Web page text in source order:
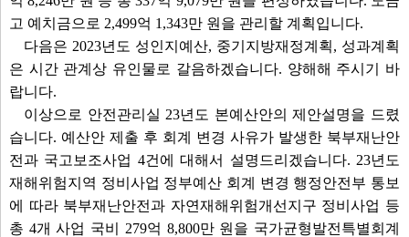
고 예치금으로 2,499억 1,343만 원을 관리할 계획입니다.
다음은 2023년도 성인지예산, 중기지방재정계획, 성과계획
은 시간 관계상 유인물로 갈음하겠습니다. 양해해 주시기 바
랍니다.
이상으로 안전관리실 23년도 본예산안의 제안설명을 드렸
습니다. 예산안 제출 후 회계 변경 사유가 발생한 북부재난안
전과 국고보조사업 4건에 대해서 설명드리겠습니다. 23년도
재해위험지역 정비사업 정부예산 회계 변경 행정안전부 통보
에 따라 북부재난안전과 자연재해위험개선지구 정비사업 등
총 4개 사업 국비 279억 8,800만 원을 국가균형발전특별회계